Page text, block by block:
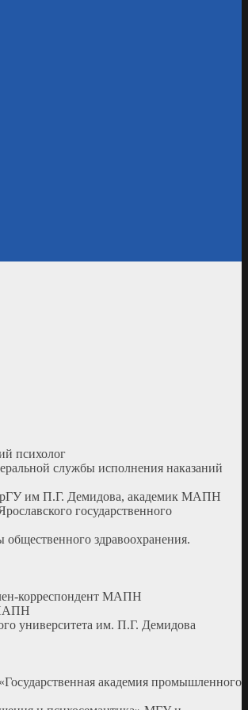
психолог
службы исполнения наказаний
им П.Г. Демидова, академик МАПН
государственного
здравоохранения.
корреспондент МАПН
НАПН
университета им. П.Г. Демидова
академия промышленного